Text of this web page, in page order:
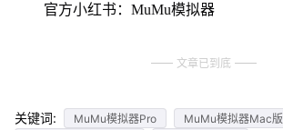
官方小红书：MuMu模拟器
文章已到底
关键词: MuMu模拟器Pro MuMu模拟器Mac版